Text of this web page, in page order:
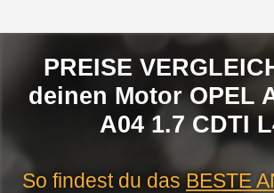
PREISE
deinen Motor OPEL
A04 1.7 CDTI
So findest du dasBESTE